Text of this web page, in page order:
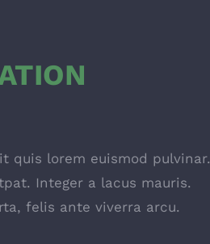
quis lorem euismod pulvinar.
Integer a lacus mauris.
felis ante viverra arcu.